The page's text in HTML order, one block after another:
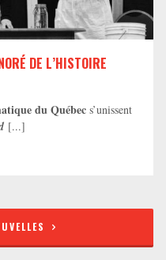
DE L’HISTOIRE
du Québec s’unissent
[...]